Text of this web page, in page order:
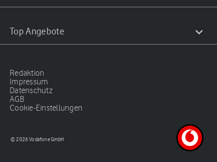
Top Angebote
Redaktion
Impressum
Datenschutz
AGB
Cookie-Einstellungen
© 2026 Vodafone GmbH